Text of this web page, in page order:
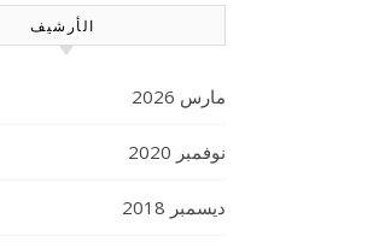
الأرشيف
مارس 2026
نوفمبر 2020
ديسمبر 2018